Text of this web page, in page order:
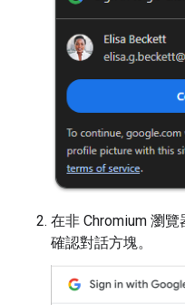
在非 Chromium 瀏
確認對話方塊。